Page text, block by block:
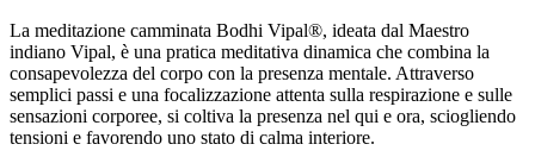
La meditazione camminata Bodhi Vipal®, ideata dal Maestro
indiano Vipal, è una pratica meditativa dinamica che combina la
consapevolezza del corpo con la presenza mentale. Attraverso
semplici passi e una focalizzazione attenta sulla respirazione e sulle
sensazioni corporee, si coltiva la presenza nel qui e ora, sciogliendo
tensioni e favorendo uno stato di calma interiore.